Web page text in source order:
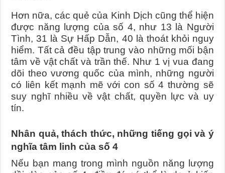
Hơn nữa, các quẻ của Kinh Dịch cũng thể hiện
được năng lượng của số 4, như 13 là Người
Tình, 31 là Sự Hấp Dẫn, 40 là thoát khỏi nguy
hiểm. Tất cả đều tập trung vào những mối bận
tâm về vật chất và trần thế. Như 1 vị vua đang
dõi theo vương quốc của mình, những người
có liên kết mạnh mẽ với con số 4 thường sẽ
suy nghĩ nhiều về vật chất, quyền lực và uy
tín.
Nhân quả, thách thức, những tiếng gọi và ý
nghĩa tâm linh của số 4
Nếu bạn mang trong mình nguồn năng lượng